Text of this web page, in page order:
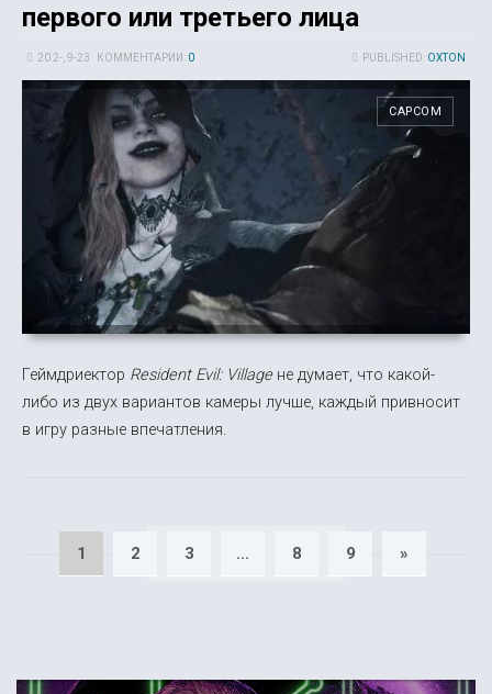
первого или третьего лица
PUBLISHED: OXTON
20 2-, 9-23 КОММЕНТАРИИ: 0
CAPCOM
Геймдриектор Resident Evil: Villageне думает, что какой-
либо из двух вариантов камеры лучше, каждый привносит
в игру разные впечатления.
1 2 3 ... 8 9 »